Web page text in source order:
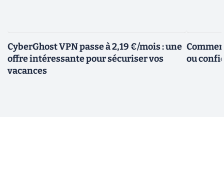
CyberGhost VPN passe à 2,19 €/mois : une
offre intéressante pour sécuriser vos
vacances
ou